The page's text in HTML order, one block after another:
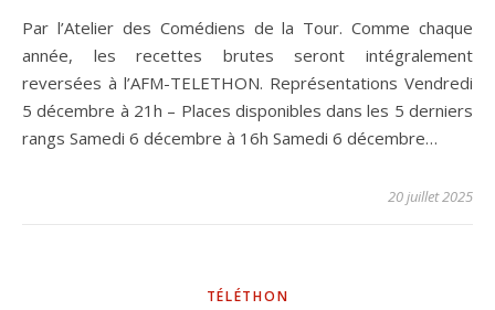
Par l’Atelier des Comédiens de la Tour. Comme chaque
année, les recettes brutes seront intégralement
reversées à l’AFM-TELETHON. Représentations Vendredi
5 décembre à 21h – Places disponibles dans les 5 derniers
rangs Samedi 6 décembre à 16h Samedi 6 décembre…
20 juillet 2025
TÉLÉTHON